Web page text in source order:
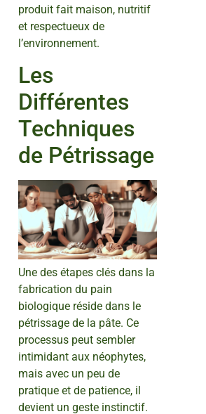
produit fait maison, nutritif
et respectueux de
l’environnement.
Les
Différentes
Techniques
de Pétrissage
Une des étapes clés dans la
fabrication du pain
biologique réside dans le
pétrissage de la pâte. Ce
processus peut sembler
intimidant aux néophytes,
mais avec un peu de
pratique et de patience, il
devient un geste instinctif.